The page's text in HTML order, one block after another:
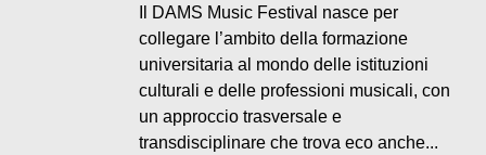
Il DAMS Music Festival nasce per
collegare l’ambito della formazione
universitaria al mondo delle istituzioni
culturali e delle professioni musicali, con
un approccio trasversale e
transdisciplinare che trova eco anche...